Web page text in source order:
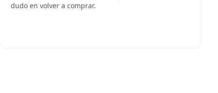
dudo en volver a comprar.